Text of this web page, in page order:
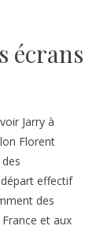
écrans
Jarry à
Florent
effectif
des
et aux